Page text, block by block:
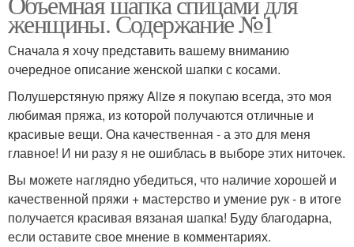
Объемные узоры Шапка с косами
женщины. Содержание №1
Сначала я хочу представить вашему вниманию
очередное описание женской шапки с косами.
Полушерстяную пряжу Alize я покупаю всегда, это моя
любимая пряжа, из которой получаются отличные и
красивые вещи. Она качественная - а это для меня
главное! И ни разу я не ошиблась в выборе этих ниточек.
Вы можете наглядно убедиться, что наличие хорошей и
качественной пряжи + мастерство и умение рук - в итоге
получается красивая вязаная шапка! Буду благодарна,
если оставите свое мнение в комментариях.